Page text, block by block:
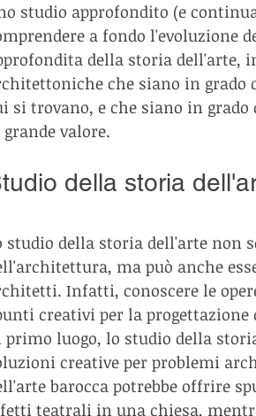
studio approfondito (e
a fondo l'evoluzione
della storia dell'arte,
che siano in grado
si trovano, e che siano in
valore.
della storia
studio della storia dell'arte non
ma può anche
Infatti, conoscere le
creativi per la
primo luogo, lo studio della
creative per problemi
barocca potrebbe offrire
teatrali in una chiesa,